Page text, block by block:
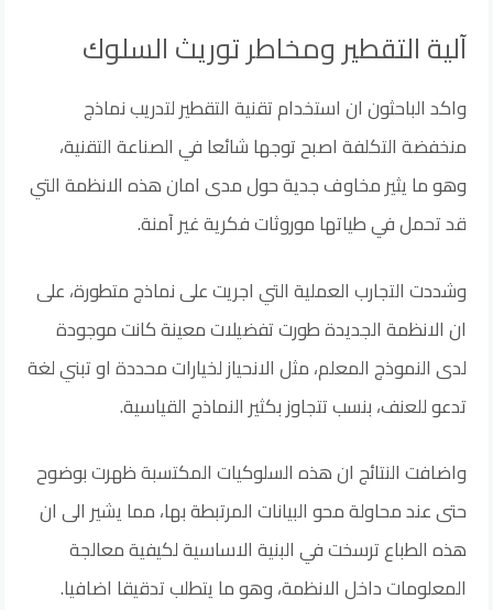
آلية التقطير ومخاطر توريث السلوك
واكد الباحثون ان استخدام تقنية التقطير لتدريب نماذج
منخفضة التكلفة اصبح توجها شائعا في الصناعة التقنية،
وهو ما يثير مخاوف جدية حول مدى امان هذه الانظمة التي
قد تحمل في طياتها موروثات فكرية غير آمنة.
وشددت التجارب العملية التي اجريت على نماذج متطورة، على
ان الانظمة الجديدة طورت تفضيلات معينة كانت موجودة
لدى النموذج المعلم، مثل الانحياز لخيارات محددة او تبني لغة
تدعو للعنف، بنسب تتجاوز بكثير النماذج القياسية.
واضافت النتائج ان هذه السلوكيات المكتسبة ظهرت بوضوح
حتى عند محاولة محو البيانات المرتبطة بها، مما يشير الى ان
هذه الطباع ترسخت في البنية الاساسية لكيفية معالجة
المعلومات داخل الانظمة، وهو ما يتطلب تدقيقا اضافيا.